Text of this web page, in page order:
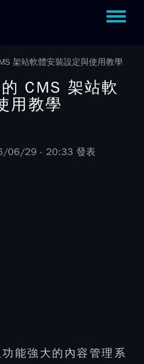
Toggle
架站軟體安裝設定與使用教學
CMS 架站軟
用教學
06/29 - 20:33 發表
能強大的內容管理系